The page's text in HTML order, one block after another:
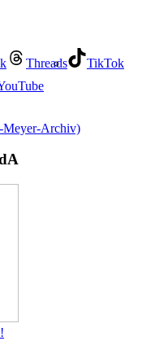
Threads
TikTok
Meyer-Archiv)